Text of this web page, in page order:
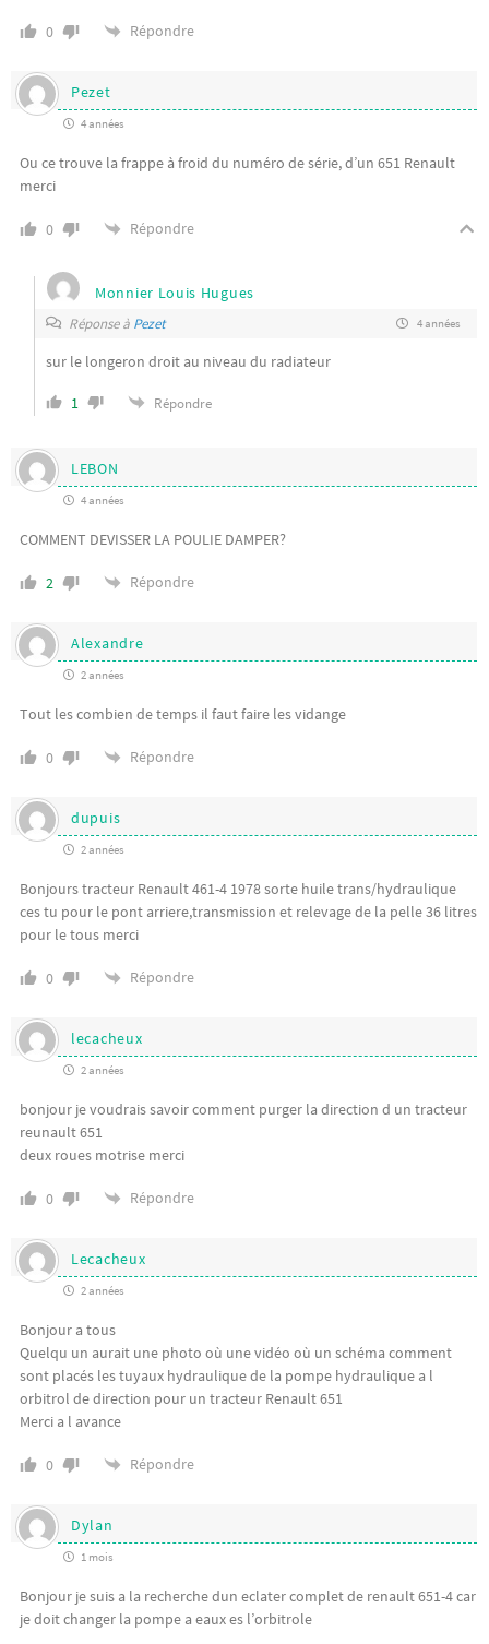
0 Répondre
Pezet
4 années
Ou ce trouve la frappe à froid du numéro de série, d’un 651 Renault
merci
0 Répondre
Monnier Louis Hugues
Réponse à Pezet 4 années
sur le longeron droit au niveau du radiateur
1 Répondre
LEBON
4 années
COMMENT DEVISSER LA POULIE DAMPER?
2 Répondre
Alexandre
2 années
Tout les combien de temps il faut faire les vidange
0 Répondre
dupuis
2 années
Bonjours tracteur Renault 461-4 1978 sorte huile trans/hydraulique
ces tu pour le pont arriere,transmission et relevage de la pelle 36 litres
pour le tous merci
0 Répondre
lecacheux
2 années
bonjour je voudrais savoir comment purger la direction d un tracteur
reunault 651
deux roues motrise merci
0 Répondre
Lecacheux
2 années
Bonjour a tous
Quelqu un aurait une photo où une vidéo où un schéma comment
sont placés les tuyaux hydraulique de la pompe hydraulique a l
orbitrol de direction pour un tracteur Renault 651
Merci a l avance
0 Répondre
Dylan
1 mois
Bonjour je suis a la recherche dun eclater complet de renault 651-4 car
je doit changer la pompe a eaux es l’orbitrole